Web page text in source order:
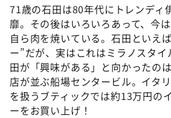
71歳の石田は80年代にトレンディ
靡。その後はいろいろあって、今は
自ら肉を焼いている。石田といえ
ー”だが、実はこれはミラノスタ
田が「興味がある」と向かったの
店が並ぶ船場センタービル。イタ
を扱うブティックでは約13万円の
ーをお買い上げ！